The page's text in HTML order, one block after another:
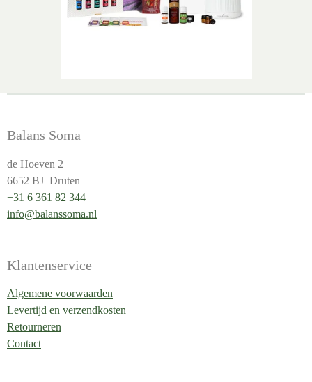
Balans Soma
de Hoeven 2
6652 BJ Druten
+31 6 361 82 344
info@balanssoma.nl
Klantenservice
Algemene voorwaarden
Levertijd en verzendkosten
Retourneren
Contact